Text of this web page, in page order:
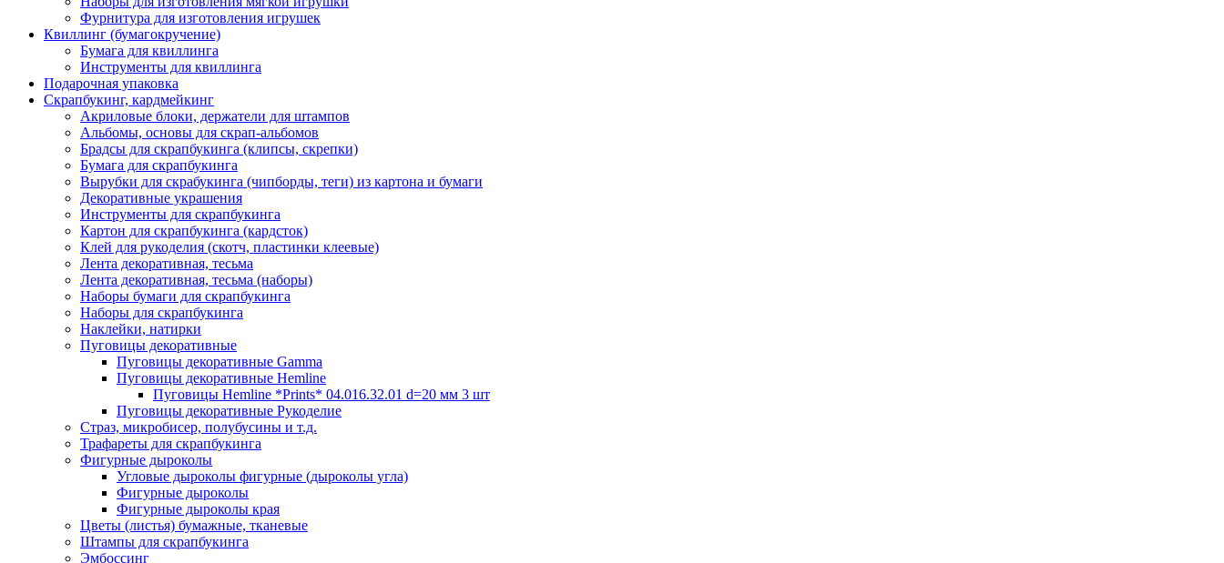
Фурнитура для изготовления игрушек
Квиллинг (бумагокручение)
Бумага для квиллинга
Инструменты для квиллинга
Подарочная упаковка
Скрапбукинг, кардмейкинг
Акриловые блоки, держатели для штампов
Альбомы, основы для скрап-альбомов
Брадсы для скрапбукинга (клипсы, скрепки)
Бумага для скрапбукинга
Вырубки для скрабукинга (чипборды, теги) из картона и бумаги
Декоративные украшения
Инструменты для скрапбукинга
Картон для скрапбукинга (кардсток)
Клей для рукоделия (скотч, пластинки клеевые)
Лента декоративная, тесьма
Лента декоративная, тесьма (наборы)
Наборы бумаги для скрапбукинга
Наборы для скрапбукинга
Наклейки, натирки
Пуговицы декоративные
Пуговицы декоративные Gamma
Пуговицы декоративные Hemline
Пуговицы Hemline *Prints* 04.016.32.01 d=20 мм 3 шт
Пуговицы декоративные Рукоделие
Страз, микробисер, полубусины и т.д.
Трафареты для скрапбукинга
Фигурные дыроколы
Угловые дыроколы фигурные (дыроколы угла)
Фигурные дыроколы
Фигурные дыроколы края
Цветы (листья) бумажные, тканевые
Штампы для скрапбукинга
Эмбоссинг